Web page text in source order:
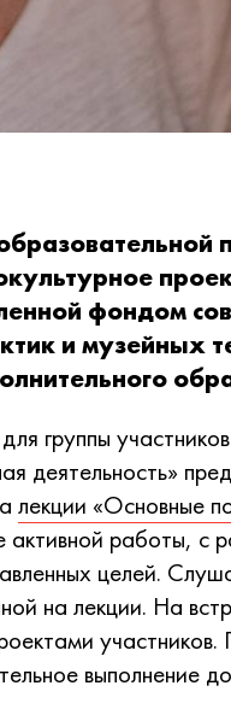
фондом
и музейных
группы
деятельность»
лекции «Основные
активной работы, с
целей.
на лекции. На
выполнение